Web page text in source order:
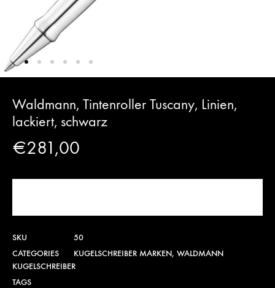
Waldmann, Tintenroller Tuscany, Linien,
lackiert, schwarz
€281,00
SKU
50
CATEGORIES
KUGELSCHREIBER MARKEN, WALDMANN
KUGELSCHREIBER
TAGS